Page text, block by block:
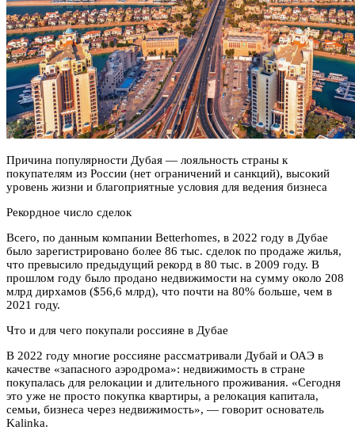
Причина популярности Дубая — лояльность страны к
покупателям из России (нет ограничений и санкций), высокий
уровень жизни и благоприятные условия для ведения бизнеса
Рекордное число сделок
Всего, по данным компании Betterhomes, в 2022 году в Дубае
было зарегистрировано более 86 тыс. сделок по продаже жилья,
что превысило предыдущий рекорд в 80 тыс. в 2009 году. В
прошлом году было продано недвижимости на сумму около 208
млрд дирхамов ($56,6 млрд), что почти на 80% больше, чем в
2021 году.
Что и для чего покупали россияне в Дубае
В 2022 году многие россияне рассматривали Дубай и ОАЭ в
качестве «запасного аэродрома»: недвижимость в стране
покупалась для релокации и длительного проживания. «Сегодня
это уже не просто покупка квартиры, а релокация капитала,
семьи, бизнеса через недвижимость», — говорит основатель
Kalinka.